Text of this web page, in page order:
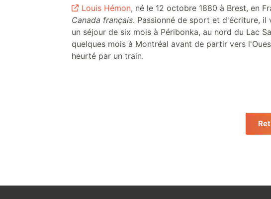
Louis Hémon, né le 12 octobre 1880 à Brest, en
Canada français. Passionné de sport et d'écriture, il
un séjour de six mois à Péribonka, au nord du Lac
quelques mois à Montréal avant de partir vers
heurté par un train.